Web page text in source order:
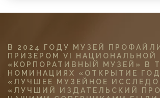
В 2024 ГОДУ МУЗЕЙ
ПРИЗЕРОМ VI НАЦИОНАЛЬНОЙ
«КОРПОРАТИВНЫЙ МУЗЕЙ» В
НОМИНАЦИЯХ «ОТКРЫТИЕ
«ЛУЧШЕЕ МУЗЕЙНОЕ
«ЛУЧШИЙ ИЗДАТЕЛЬСКИЙ